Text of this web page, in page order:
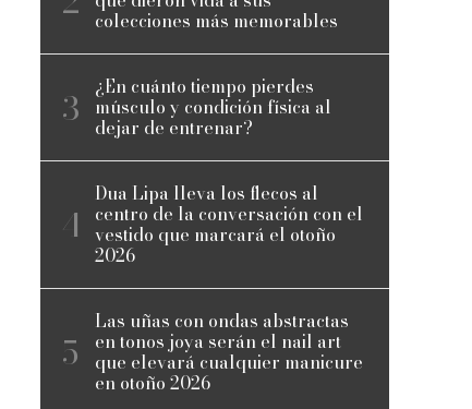
colecciones más memorables
¿En cuánto tiempo pierdes
músculo y condición física al
dejar de entrenar?
Dua Lipa lleva los flecos al
centro de la conversación con el
vestido que marcará el otoño
2026
Las uñas con ondas abstractas
en tonos joya serán el nail art
que elevará cualquier manicure
en otoño 2026